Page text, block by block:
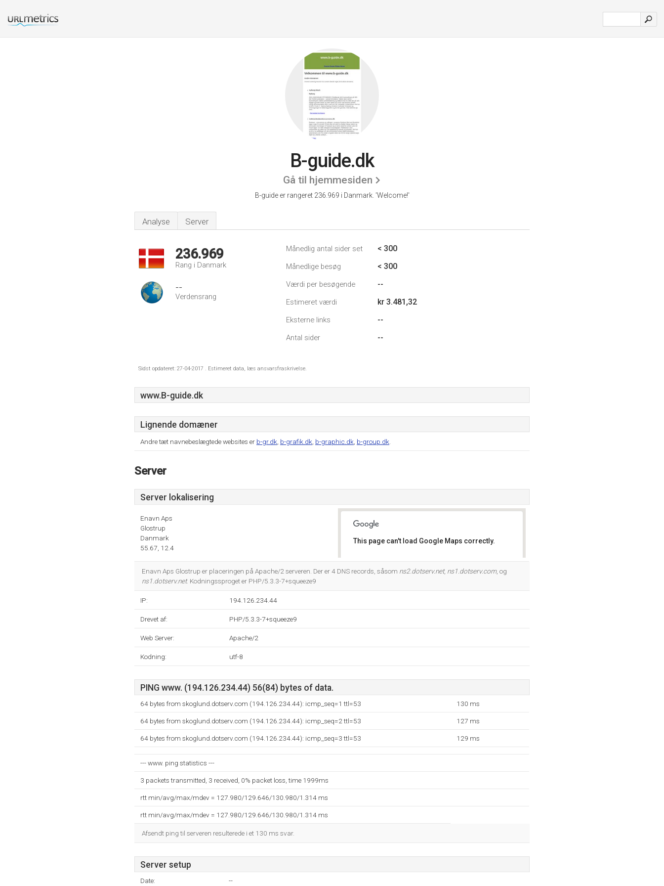
B-guide.dk
Gå til hjemmesiden
B-guide er rangeret 236.969 i Danmark. 'Welcome!'
Analyse Server
236.969
Rang i Danmark
--
Verdensrang
Månedlig antal sider set < 300
Månedlige besøg < 300
Værdi per besøgende --
Estimeret værdi kr 3.481,32
Eksterne links --
Antal sider --
Sidst opdateret: 27-04-2017 . Estimeret data, læs ansvarsfraskrivelse.
www.B-guide.dk
Lignende domæner
Andre tæt navnebeslægtede websites er b-gr.dk b-grafik.dk b-graphic.dk b-group.dk
Server
Server lokalisering
Enavn Aps
Glostrup
Danmark
55.67, 12.4
This page can't load Google Maps correctly.
Do you own this website?
Enavn Aps Glostrup er placeringen på Apache/2 serveren. Der er 4 DNS records, såsom ns2.dotserv.net, ns1.dotserv.com, og
ns1.dotserv.net. Kodningssproget er PHP/5.3.3-7+squeeze9
IP: 194.126.234.44
Drevet af: PHP/5.3.3-7+squeeze9
Web Server: Apache/2
Kodning: utf-8
PING www. (194.126.234.44) 56(84) bytes of data.
64 bytes from skoglund.dotserv.com (194.126.234.44): icmp_seq=1 ttl=53 130 ms
64 bytes from skoglund.dotserv.com (194.126.234.44): icmp_seq=2 ttl=53 127 ms
64 bytes from skoglund.dotserv.com (194.126.234.44): icmp_seq=3 ttl=53 129 ms
--- www. ping statistics ---
3 packets transmitted, 3 received, 0% packet loss, time 1999ms
rtt min/avg/max/mdev = 127.980/129.646/130.980/1.314 ms
rtt min/avg/max/mdev = 127.980/129.646/130.980/1.314 ms
Afsendt ping til serveren resulterede i et 130 ms svar.
Server setup
Date: --